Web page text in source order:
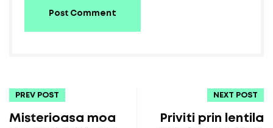
Post Comment
PREV POST
Misterioasa moa
NEXT POST
Priviti prin lentila